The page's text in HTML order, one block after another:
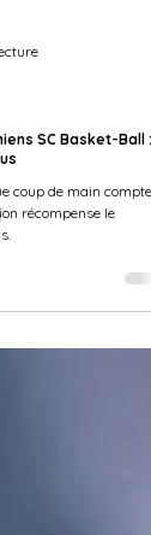
SC Basket-Ball :
coup de main compte !